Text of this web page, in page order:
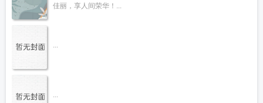
佳丽，享人间荣华！...
...
...